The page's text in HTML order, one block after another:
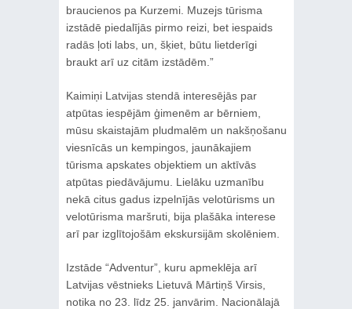
braucienos pa Kurzemi. Muzejs tūrisma
izstādē piedalījās pirmo reizi, bet iespaids
radās ļoti labs, un, šķiet, būtu lietderīgi
braukt arī uz citām izstādēm.”
Kaimiņi Latvijas stendā interesējās par
atpūtas iespējām ģimenēm ar bērniem,
mūsu skaistajām pludmalēm un nakšņošanu
viesnīcās un kempingos, jaunākajiem
tūrisma apskates objektiem un aktīvās
atpūtas piedāvājumu. Lielāku uzmanību
nekā citus gadus izpelnījās velotūrisms un
velotūrisma maršruti, bija plašāka interese
arī par izglītojošām ekskursijām skolēniem.
Izstāde “Adventur”, kuru apmeklēja arī
Latvijas vēstnieks Lietuvā Mārtiņš Virsis,
notika no 23. līdz 25. janvārim. Nacionālajā